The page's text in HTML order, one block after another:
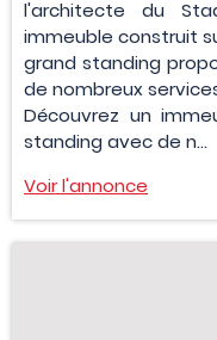
l'architecte du
immeuble construit
grand standing
de nombreux
Découvrez un
standing avec de n...
Voir l'annonce